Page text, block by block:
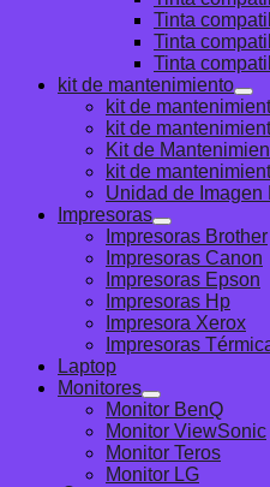
Tinta
Tinta
Tinta
kit de mantenimiento
kit de
kit de
Kit de
kit de
Unidad de Imagen
Impresoras
Impresoras Brother
Impresoras Canon
Impresoras Epson
Impresoras Hp
Impresora Xerox
Impresoras
Laptop
Monitores
Monitor BenQ
Monitor ViewSonic
Monitor Teros
Monitor LG